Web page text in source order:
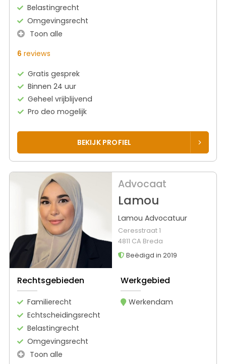
Belastingrecht
Omgevingsrecht
Toon alle
6 reviews
Gratis gesprek
Binnen 24 uur
Geheel vrijblijvend
Pro deo mogelijk
BEKIJK PROFIEL
Advocaat
Lamou
Lamou Advocatuur
Ceresstraat 1
4811 CA Breda
Beëdigd in 2019
Rechtsgebieden
Familierecht
Echtscheidingsrecht
Belastingrecht
Omgevingsrecht
Toon alle
Werkgebied
Werkendam